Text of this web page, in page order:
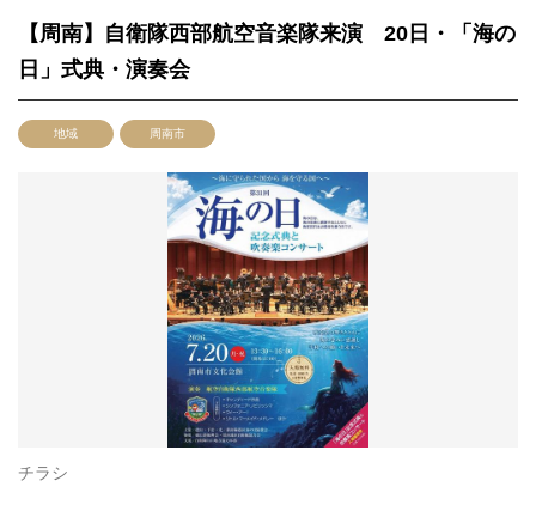
【周南】自衛隊西部航空音楽隊来演 20日・「海の
日」式典・演奏会
地域 周南市
チラシ